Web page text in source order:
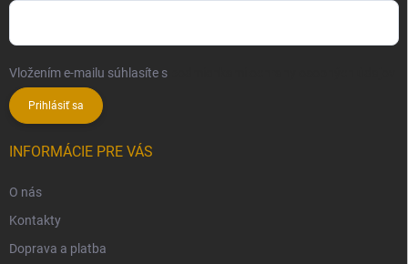
Vložením e-mailu súhlasíte s
Prihlásiť sa
INFORMÁCIE PRE VÁS
O nás
Kontakty
Doprava a platba